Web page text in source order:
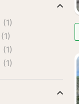
(1)
(1)
(1)
(1)